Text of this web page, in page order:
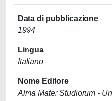
Data di pubblicazione
1994
Lingua
Italiano
Nome Editore
Alma Mater Studiorum -